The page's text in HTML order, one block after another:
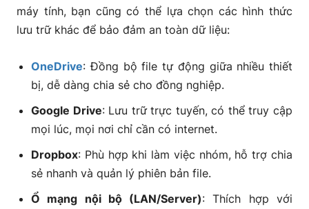
máy tính, bạn cũng có thể lựa chọn các hình thức
lưu trữ khác để bảo đảm an toàn dữ liệu:
OneDrive: Đồng bộ file tự động giữa nhiều thiết
bị, dễ dàng chia sẻ cho đồng nghiệp.
Google Drive: Lưu trữ trực tuyến, có thể truy cập
mọi lúc, mọi nơi chỉ cần có internet.
Dropbox: Phù hợp khi làm việc nhóm, hỗ trợ chia
sẻ nhanh và quản lý phiên bản file.
Ổ mạng nội bộ (LAN/Server): Thích hợp với